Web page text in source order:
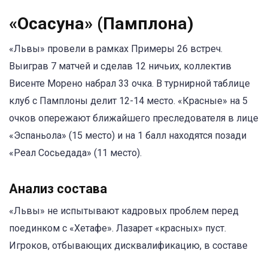
«Осасуна» (Памплона)
«Львы» провели в рамках Примеры 26 встреч.
Выиграв 7 матчей и сделав 12 ничьих, коллектив
Висенте Морено набрал 33 очка. В турнирной таблице
клуб с Памплоны делит 12-14 место. «Красные» на 5
очков опережают ближайшего преследователя в лице
«Эспаньола» (15 место) и на 1 балл находятся позади
«Реал Сосьедада» (11 место).
Анализ состава
«Львы» не испытывают кадровых проблем перед
поединком с «Хетафе». Лазарет «красных» пуст.
Игроков, отбывающих дисквалификацию, в составе